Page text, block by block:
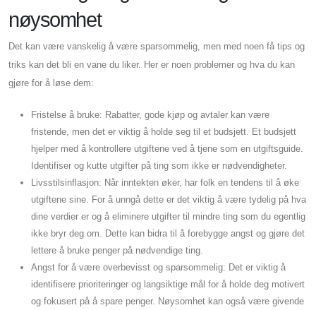
nøysomhet
Det kan være vanskelig å være sparsommelig, men med noen få tips og
triks kan det bli en vane du liker. Her er noen problemer og hva du kan
gjøre for å løse dem:
Fristelse å bruke: Rabatter, gode kjøp og avtaler kan være
fristende, men det er viktig å holde seg til et budsjett. Et budsjett
hjelper med å kontrollere utgiftene ved å tjene som en utgiftsguide.
Identifiser og kutte utgifter på ting som ikke er nødvendigheter.
Livsstilsinflasjon: Når inntekten øker, har folk en tendens til å øke
utgiftene sine. For å unngå dette er det viktig å være tydelig på hva
dine verdier er og å eliminere utgifter til mindre ting som du egentlig
ikke bryr deg om. Dette kan bidra til å forebygge angst og gjøre det
lettere å bruke penger på nødvendige ting.
Angst for å være overbevisst og sparsommelig: Det er viktig å
identifisere prioriteringer og langsiktige mål for å holde deg motivert
og fokusert på å spare penger. Nøysomhet kan også være givende